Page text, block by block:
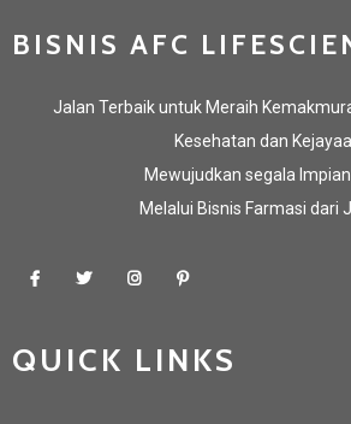
BISNIS AFC
Jalan Terbaik untuk Meraih
Kesehatan dan
Mewujudkan segala
Melalui Bisnis Farmasi dari
QUICK LINKS